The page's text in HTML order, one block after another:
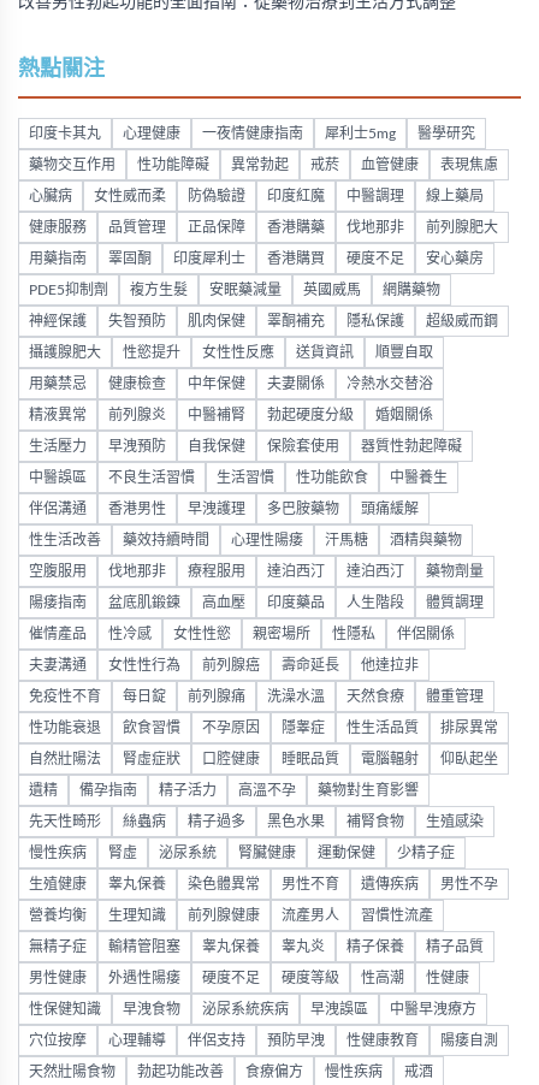
熱點關注
印度卡其丸 心理健康 一夜情健康指南 犀利士5mg 醫學研究
藥物交互作用 性功能障礙 異常勃起 戒菸 血管健康 表現焦慮
心臟病 女性威而柔 防偽驗證 印度紅魔 中醫調理 線上藥局
健康服務 品質管理 正品保障 香港購藥 伐地那非 前列腺肥大
用藥指南 睪固酮 印度犀利士 香港購買 硬度不足 安心藥房
PDE5抑制劑 複方生髮 安眠藥減量 英國威馬 網購藥物
神經保護 失智預防 肌肉保健 睪酮補充 隱私保護 超級威而鋼
攝護腺肥大 性慾提升 女性性反應 送貨資訊 順豐自取
用藥禁忌 健康檢查 中年保健 夫妻關係 冷熱水交替浴
精液異常 前列腺炎 中醫補腎 勃起硬度分級 婚姻關係
生活壓力 早洩預防 自我保健 保險套使用 器質性勃起障礙
中醫誤區 不良生活習慣 生活習慣 性功能飲食 中醫養生
伴侶溝通 香港男性 早洩護理 多巴胺藥物 頭痛緩解
性生活改善 藥效持續時間 心理性陽痿 汗馬糖 酒精與藥物
空腹服用 伐地那非 療程服用 達泊西汀 達泊西汀 藥物劑量
陽痿指南 盆底肌鍛鍊 高血壓 印度藥品 人生階段 體質調理
催情產品 性冷感 女性性慾 親密場所 性隱私 伴侶關係
夫妻溝通 女性性行為 前列腺癌 壽命延長 他達拉非
免疫性不育 每日錠 前列腺痛 洗澡水溫 天然食療 體重管理
性功能衰退 飲食習慣 不孕原因 隱睾症 性生活品質 排尿異常
自然壯陽法 腎虛症狀 口腔健康 睡眠品質 電腦輻射 仰臥起坐
遺精 備孕指南 精子活力 高溫不孕 藥物對生育影響
先天性畸形 絲蟲病 精子過多 黑色水果 補腎食物 生殖感染
慢性疾病 腎虛 泌尿系統 腎臟健康 運動保健 少精子症
生殖健康 睾丸保養 染色體異常 男性不育 遺傳疾病 男性不孕
營養均衡 生理知識 前列腺健康 流產男人 習慣性流產
無精子症 輸精管阻塞 睾丸保養 睾丸炎 精子保養 精子品質
男性健康 外遇性陽痿 硬度不足 硬度等級 性高潮 性健康
性保健知識 早洩食物 泌尿系統疾病 早洩誤區 中醫早洩療方
穴位按摩 心理輔導 伴侶支持 預防早洩 性健康教育 陽痿自測
天然壯陽食物 勃起功能改善 食療偏方 慢性疾病 戒酒